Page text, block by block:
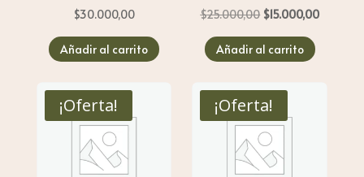
$30.000,00
Añadir al carrito
$25.000,00 El
precio
original
$25.000,00.
$15.000,00El
Añadir al carrito
¡Oferta! ¡Oferta!